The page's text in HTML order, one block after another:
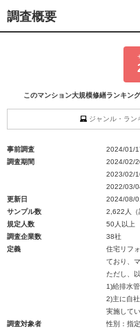
調査概要
このマンション大規模修繕ランキン
ジャンル・ラン
事前調査
2024/01/
調査期間
2024/02/
2023/02/
2022/03/
更新日
2024/08/
サンプル数
2,622人（
規定人数
50人以上
調査企業数
38社
定義
住宅リフ
ており、
ただし、
1)給排水
2)主に自
実施して
調査対象者
性別：指